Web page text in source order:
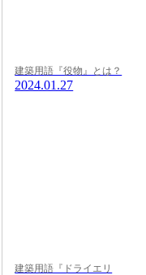
建築用語『役物』とは？
2024.01.27
建築用語『ドライエリ